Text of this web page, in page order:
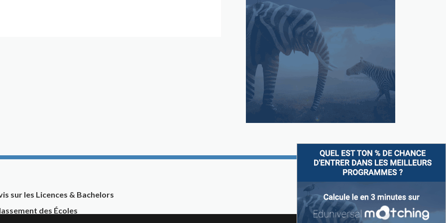
sur les Licences & Bachelors
des Écoles
Suivez-nous sur